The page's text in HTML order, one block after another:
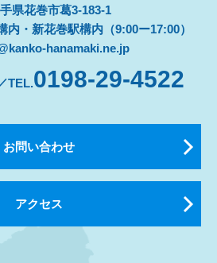
県花巻市葛3-183-1
・新花巻駅構内（9:00ー17:00）
hanamaki.ne.jp
TEL.0198-29-4522
お問い合わせ
アクセス